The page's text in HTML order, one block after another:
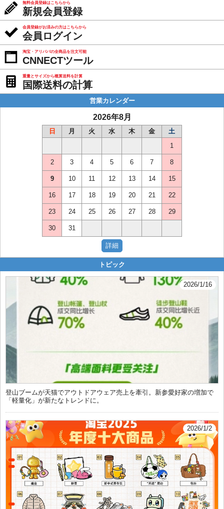
無料会員登録はこちらから
新規会員登録
会員登録がお済みの方はこちらから
会員ログイン
淘宝・アリババの全商品を注文可能
CNNECTツール
重量とサイズから概算送料を計算
国際送料の計算
営業カレンダー
2026年8月
日 月 火 水 木 金
土
1
2 3 4 5 6 7 8
9 10 11 12 13 14 15
16 17 18 19 20 21 22
23 24 25 26 27 28 29
30 31
トピック
2026/1/16
登山ブームが天猫でアウトドアウェア売上を牽引。新参愛好家の増加で
「軽量化」が新たなトレンドに。
2026/1/2